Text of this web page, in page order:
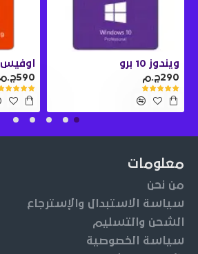
ويندوز 10 برو
290ج.م
اوفيس 2019 برو بلس
590ج.م
معلومات
من نحن
سياسة الاستبدال والإسترجاع
الشحن والتسليم
سياسة الخصوصية